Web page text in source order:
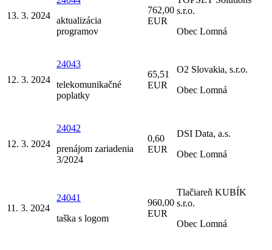
13. 3. 2024 aktualizácia
programov
762,00
EUR
s.r.o.
Obec Lomná
12. 3. 2024
24043
telekomunikačné
poplatky
65,51
EUR
O2 Slovakia, s.r.o.
Obec Lomná
12. 3. 2024
24042
prenájom zariadenia
3/2024
0,60
EUR
DSI Data, a.s.
Obec Lomná
11. 3. 2024
24041
taška s logom
960,00
EUR
Tlačiareň KUBÍK
s.r.o.
Obec Lomná